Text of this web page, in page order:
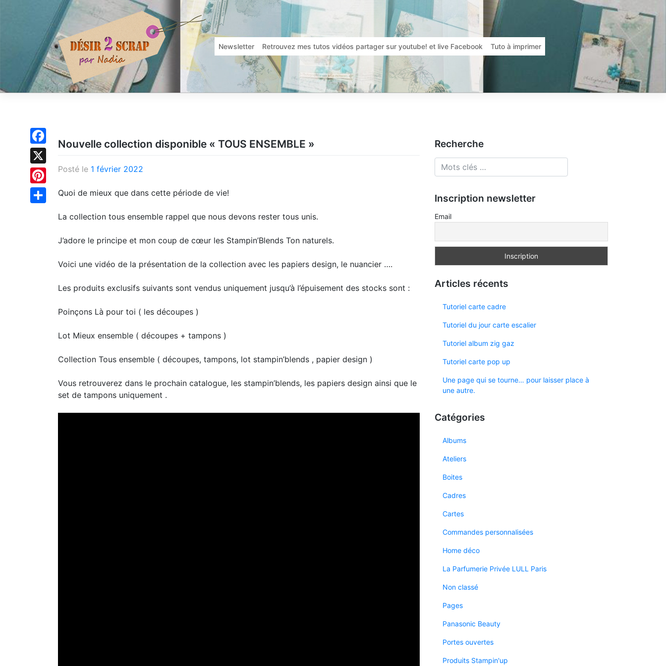
Newsletter Retrouvez mes tutos vidéos partager sur youtube! et live Facebook Tuto à imprimer
Nouvelle collection disponible « TOUS ENSEMBLE »
Posté le 1 février 2022
Quoi de mieux que dans cette période de vie!
La collection tous ensemble rappel que nous devons rester tous unis.
J’adore le principe et mon coup de cœur les Stampin’Blends Ton naturels.
Voici une vidéo de la présentation de la collection avec les papiers design, le nuancier ….
Les produits exclusifs suivants sont vendus uniquement jusqu’à l’épuisement des stocks sont :
Poinçons Là pour toi ( les découpes )
Lot Mieux ensemble ( découpes + tampons )
Collection Tous ensemble ( découpes, tampons, lot stampin’blends , papier design )
Vous retrouverez dans le prochain catalogue, les stampin’blends, les papiers design ainsi que le
set de tampons uniquement .
Facebook
X
Pinterest
Partager
Recherche
Inscription newsletter
Email
Articles récents
Tutoriel carte cadre
Tutoriel du jour carte escalier
Tutoriel album zig gaz
Tutoriel carte pop up
Une page qui se tourne… pour laisser place à
une autre.
Catégories
Albums
Ateliers
Boites
Cadres
Cartes
Commandes personnalisées
Home déco
La Parfumerie Privée LULL Paris
Non classé
Pages
Panasonic Beauty
Portes ouvertes
Produits Stampin'up